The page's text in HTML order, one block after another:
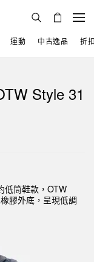
運動 中古逸品 折
Style 31
低筒鞋款，OTW
膠外底，呈現低調